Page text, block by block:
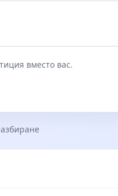
вместо вас.